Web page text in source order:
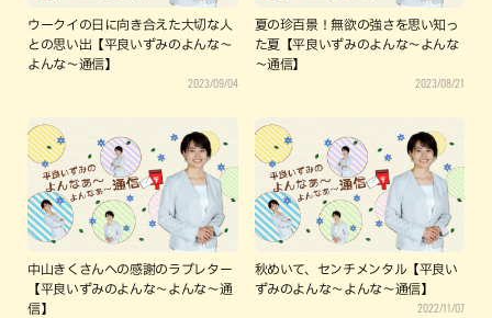
ウークイの日に向き合えた大切な人
との思い出【平良いずみのよんな～
よんな～通信】
2023/09/04
夏の珍百景！無欲の強さを思い知っ
た夏【平良いずみのよんな～よんな
～通信】
2023/08/21
中山きくさんへの感謝のラブレター
【平良いずみのよんな～よんな～通
信】
秋めいて、センチメンタル【平良い
ずみのよんな～よんな～通信】
2022/11/07